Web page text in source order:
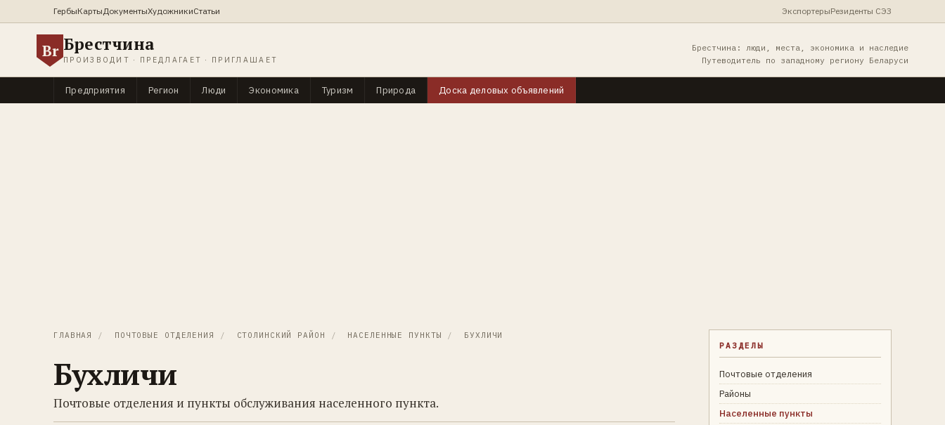
ГербыКартыДокументыХудожникиСтатьи ЭкспортерыРезиденты СЭЗ
Br Брестчина
ПРОИЗВОДИТ · ПРЕДЛАГАЕТ · ПРИГЛАШАЕТ
Брестчина: люди, места, экономика и наследие
Путеводитель по западному региону Беларуси
Предприятия Регион Люди Экономика Туризм Природа Доска деловых объявлений
ГЛАВНАЯ / ПОЧТОВЫЕ ОТДЕЛЕНИЯ / СТОЛИНСКИЙ РАЙОН / НАСЕЛЕННЫЕ ПУНКТЫ / БУХЛИЧИ
Бухличи
Почтовые отделения и пункты обслуживания населенного пункта.
РАЗДЕЛЫ
Почтовые отделения
Районы
Населенные пункты